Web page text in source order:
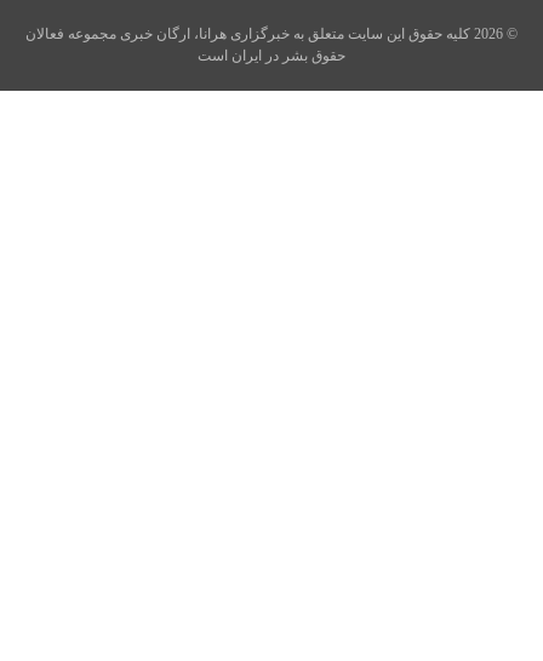
© 2026 کلیه حقوق این سایت متعلق به خبرگزاری هرانا، ارگان خبری مجموعه فعالان
حقوق بشر در ایران است